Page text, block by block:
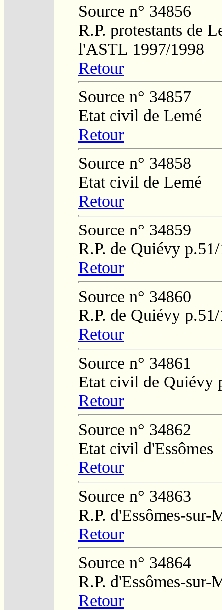
Source n° 34856
R.P. protestants de
l'ASTL 1997/1998
Retour
Source n° 34857
Etat civil de Lemé
Retour
Source n° 34858
Etat civil de Lemé
Retour
Source n° 34859
R.P. de Quiévy
Retour
Source n° 34860
R.P. de Quiévy
Retour
Source n° 34861
Etat civil de Quiévy
Retour
Source n° 34862
Etat civil d'Essômes
Retour
Source n° 34863
R.P. d'Essômes-sur-
Retour
Source n° 34864
R.P. d'Essômes-sur-
Retour